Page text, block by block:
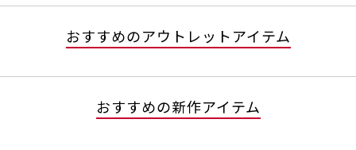
おすすめのアウトレットアイテム
おすすめの新作アイテム